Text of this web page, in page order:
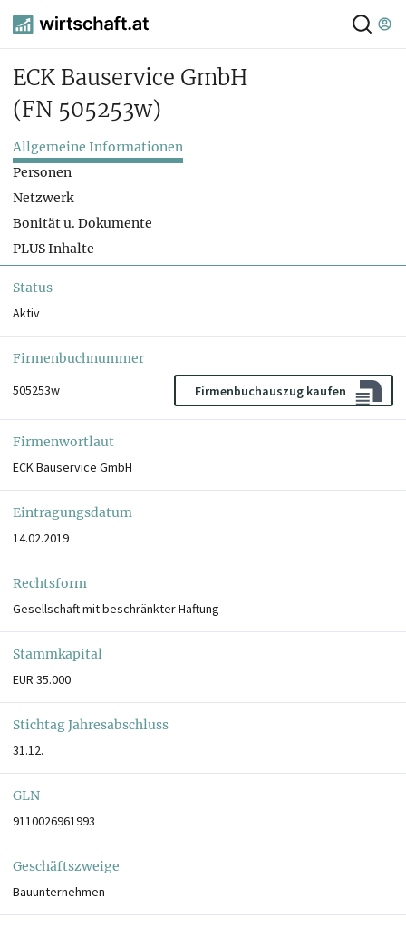
ECK Bauservice GmbH
(FN 505253w)
Allgemeine Informationen
Personen
Netzwerk
Bonität u. Dokumente
PLUS Inhalte
Status
Aktiv
Firmenbuchnummer
505253w
Firmenbuchauszug kaufen
Firmenwortlaut
ECK Bauservice GmbH
Eintragungsdatum
14.02.2019
Rechtsform
Gesellschaft mit beschränkter Haftung
Stammkapital
EUR 35.000
Stichtag Jahresabschluss
31.12.
GLN
9110026961993
Geschäftszweige
Bauunternehmen